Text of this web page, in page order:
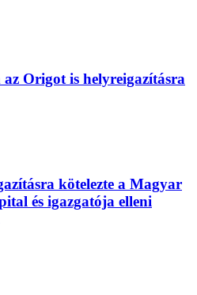
Origot is helyreigazításra
kötelezte a Magyar
és igazgatója elleni